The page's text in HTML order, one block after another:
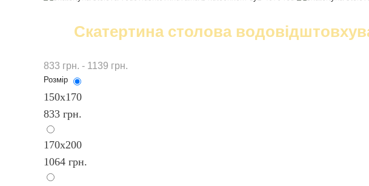
Скатертина столова
833 грн. - 1139 грн.
Розмір
150х170
833 грн.
170х200
1064 грн.